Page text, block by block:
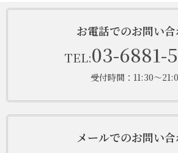
お電話でのお問い
TEL:03-6881-
受付時間：11:30～
メールでのお問い